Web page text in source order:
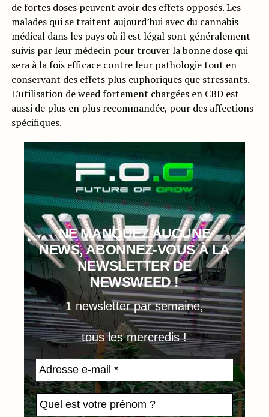
de fortes doses peuvent avoir des effets opposés. Les
malades qui se traitent aujourd’hui avec du cannabis
médical dans les pays où il est légal sont généralement
suivis par leur médecin pour trouver la bonne dose qui
sera à la fois efficace contre leur pathologie tout en
conservant des effets plus euphoriques que stressants.
L’utilisation de weed fortement chargées en CBD est
aussi de plus en plus recommandée, pour des affections
spécifiques.
NE MANQUEZ AUCUNE
NEWS, ABONNEZ-VOUS À LA
NEWSLETTER DE
NEWSWEED !
1 newsletter par semaine,
tous les mercredis !